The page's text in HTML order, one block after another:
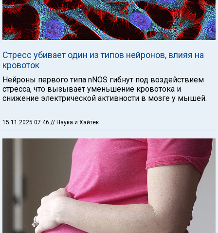
Стресс убивает один из типов нейронов, влияя на
кровоток
Нейроны первого типа nNOS гибнут под воздействием
стресса, что вызывает уменьшение кровотока и
снижение электрической активности в мозге у мышей.
15.11.2025 07:46 // Наука и Хайтек